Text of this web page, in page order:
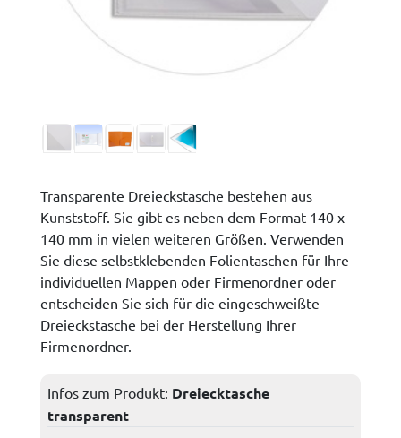
Transparente Dreieckstasche bestehen aus
Kunststoff. Sie gibt es neben dem Format 140 x
140 mm in vielen weiteren Größen. Verwenden
Sie diese selbstklebenden Folientaschen für Ihre
individuellen Mappen oder Firmenordner oder
entscheiden Sie sich für die eingeschweißte
Dreieckstasche bei der Herstellung Ihrer
Firmenordner.
Infos zum Produkt: Dreiecktasche
transparent